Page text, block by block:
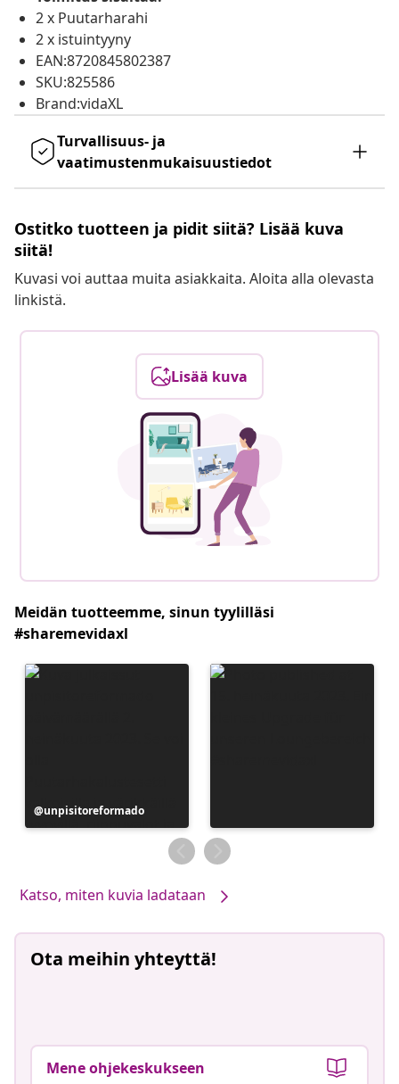
2 x Puutarharahi
2 x istuintyyny
EAN:8720845802387
SKU:825586
Brand:vidaXL
Turvallisuus- ja
vaatimustenmukaisuustiedot
Ostitko tuotteen ja pidit siitä? Lisää kuva
siitä!
Kuvasi voi auttaa muita asiakkaita. Aloita alla olevasta
linkistä.
Lisää kuva
Meidän tuotteemme, sinun tyylilläsi
#sharemevidaxl
Julkaissut
unpisitoreformado
Katso, miten kuvia ladataan
Ota meihin yhteyttä!
Mene ohjekeskukseen